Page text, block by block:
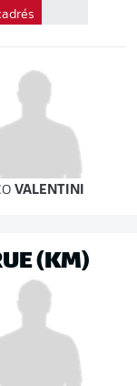
VALENTINI
(KM)